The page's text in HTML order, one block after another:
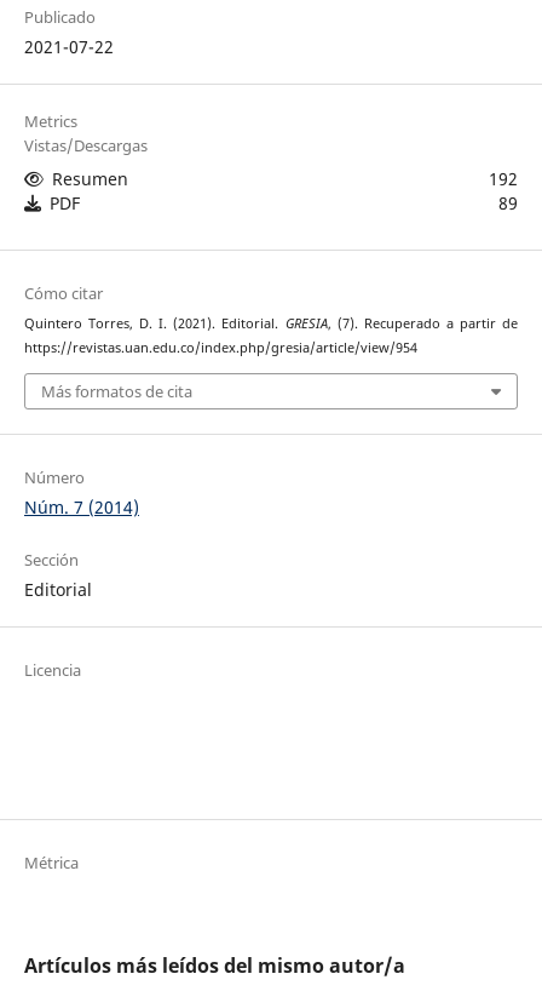
Publicado
2021-07-22
Metrics
Vistas/Descargas
Resumen
192
PDF
89
Cómo citar
Quintero Torres, D. I. (2021). Editorial. GRESIA, (7). Recuperado a partir de
https://revistas.uan.edu.co/index.php/gresia/article/view/954
Más formatos de cita
Número
Núm. 7 (2014)
Sección
Editorial
Licencia
Métrica
Artículos más leídos del mismo autor/a